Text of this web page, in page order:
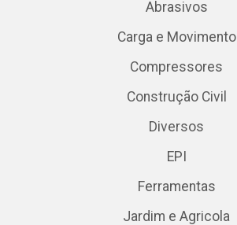
Abrasivos
Carga e Movimento
Compressores
Construção Civil
Diversos
EPI
Ferramentas
Jardim e Agricola